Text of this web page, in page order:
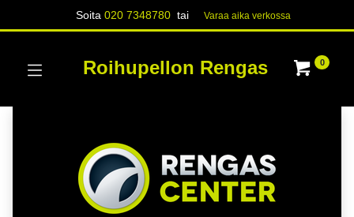
Soita020 7348780 tai Varaa aika verk​​​​ossa
Roihupellon Rengas 0